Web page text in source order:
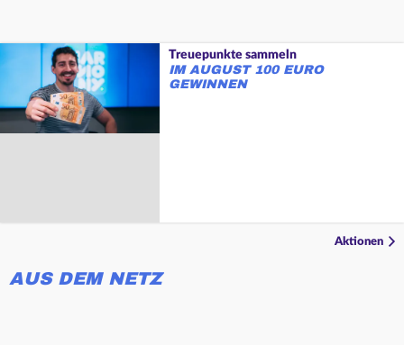
Treuepunkte sammeln
IM AUGUST 100 EURO
GEWINNEN
Aktionen
AUS DEM NETZ